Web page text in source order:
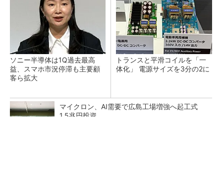
ソニー半導体は1Q過去最高
益、スマホ市況停滞も主要顧
客ら拡大
トランスと平滑コイルを「一
体化」 電源サイズを3分の2に
マイクロン、AI需要で広島工場増強へ起工式
1.5兆円投資